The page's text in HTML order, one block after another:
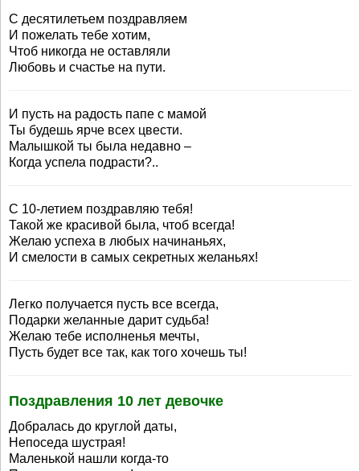
С десятилетьем поздравляем
И пожелать тебе хотим,
Чтоб никогда не оставляли
Любовь и счастье на пути.
И пусть на радость папе с мамой
Ты будешь ярче всех цвести.
Малышкой ты была недавно –
Когда успела подрасти?..
С 10-летием поздравляю тебя!
Такой же красивой была, чтоб всегда!
Желаю успеха в любых начинаньях,
И смелости в самых секретных желаньях!
Легко получается пусть все всегда,
Подарки желанные дарит судьба!
Желаю тебе исполненья мечты,
Пусть будет все так, как того хочешь ты!
Поздравления 10 лет девочке
Добралась до круглой даты,
Непоседа шустрая!
Маленькой нашли когда-то